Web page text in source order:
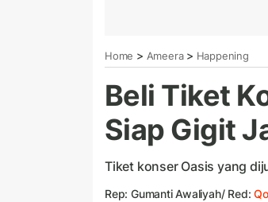
Home > Ameera> Happening
Beli Tiket
Siap Gigit
Tiket konser Oasis yang
Rep: Gumanti Awaliyah/ Red: